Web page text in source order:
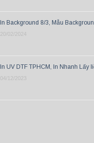
In Background 8/3, Mẫu
20/02/2024
In UV DTF TPHCM, In Nhanh Lấy
04/12/2023